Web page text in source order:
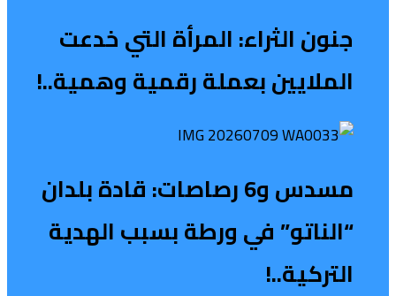
جنون الثراء: المرأة التي خدعت
الملايين بعملة رقمية وهمية..!
مسدس و6 رصاصات: قادة بلدان
“الناتو” في ورطة بسبب الهدية
التركية..!